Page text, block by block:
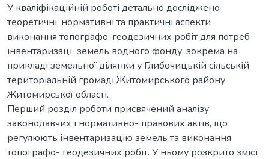
У кваліфікаційній роботі детально досліджено
теоретичні, нормативні та практичні аспекти
виконання топографо-геодезичних робіт для потреб
інвентаризації земель водного фонду, зокрема на
прикладі земельної ділянки у Глибочицькій сільській
територіальній громаді Житомирського району
Житомирської області.
Перший розділ роботи присвячений аналізу
законодавчих і нормативно- правових актів, що
регулюють інвентаризацію земель та виконання
топографо- геодезичних робіт. У ньому розкрито зміст